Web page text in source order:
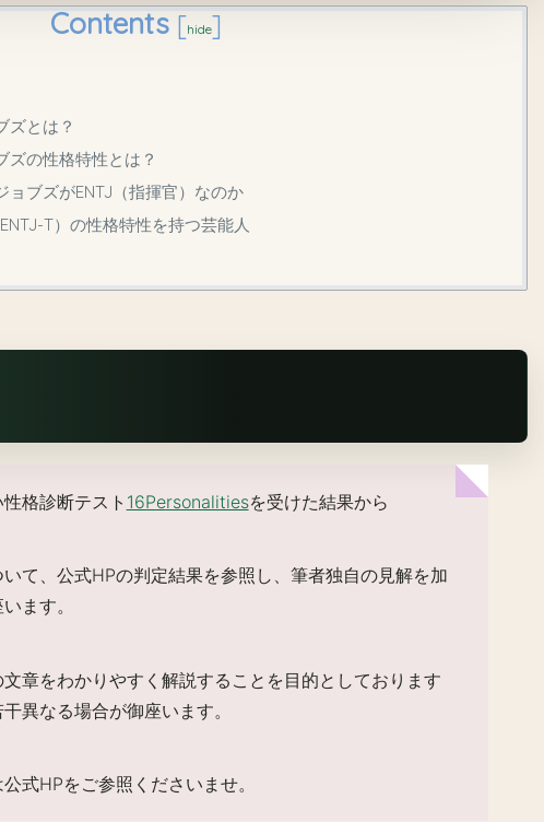
Contents [hide]
ズとは？
ズの性格特性とは？
ョブズがENTJ（指揮官）なのか
T）の性格特性を持つ芸能人
格診断テスト 16Personalitiesを受けた結果から
て、公式HPの判定結果を参照し、筆者独自の見解を加
ます。
章をわかりやすく解説することを目的としております
異なる場合が御座います。
式HPをご参照くださいませ。